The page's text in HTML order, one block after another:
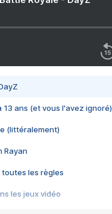
13 ans (et vous l'avez ignoré)
(littéralement)
Rayan
toutes les règles
les jeux vidéo